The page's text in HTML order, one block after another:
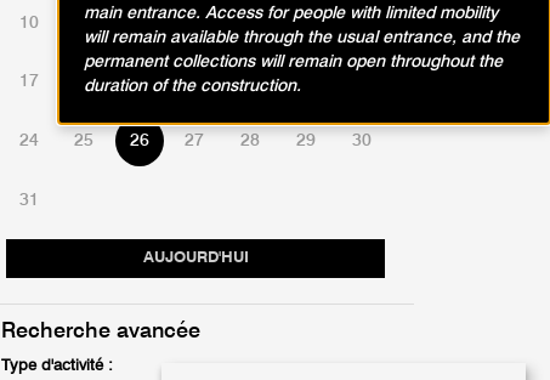
AUJOURD'HUI
10 11 12 13 14 15 16
17 18 19 20 21 22
24 25 26 27 28 29 30
31
Recherche avancée
Type d'activité :
main entrance. Access for people with limited mobility
will remain available through the usual entrance, and the
permanent collections will remain open throughout the
duration of the construction.